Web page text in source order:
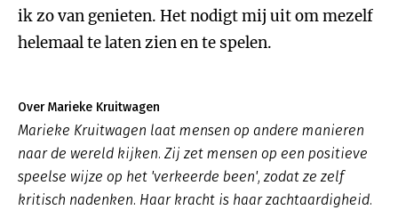
ik zo van genieten. Het nodigt mij uit om mezelf
helemaal te laten zien en te spelen.
Over Marieke Kruitwagen
Marieke Kruitwagen laat mensen op andere manieren
naar de wereld kijken. Zij zet mensen op een positieve
speelse wijze op het 'verkeerde been', zodat ze zelf
kritisch nadenken. Haar kracht is haar zachtaardigheid.